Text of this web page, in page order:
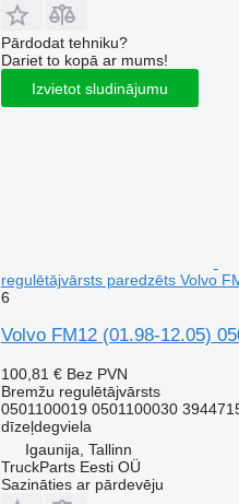
Pārdodat tehniku?
Dariet to kopā ar mums!
Izvietot sludinājumu
regulētājvārsts paredzēts Volvo
6
Volvo FM12 (01.98-12.05)
100,81 € Bez PVN
Bremžu regulētājvārsts
0501100019 0501100030
dīzeļdegviela
Igaunija, Tallinn
TruckParts Eesti OÜ
Sazināties ar pārdevēju